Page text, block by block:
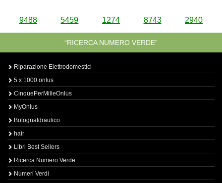
9488 5459 1274 8743 2940
“RICERCA NUMERO VERDE”
Riparazione Elettrodomestici
5 x 1000 onlus
CinquePerMilleOnlus
MyOnlus
BolognaIdraulico
hair
Libri Best Sellers
Ricerca Numero Verde
Numeri Verdi